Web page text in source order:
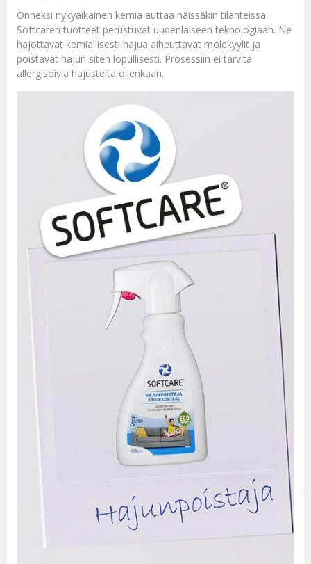
Onneksi nykyaikainen kemia auttaa näissäkin tilanteissa.
Softcaren tuotteet perustuvat uudenlaiseen teknologiaan. Ne
hajottavat kemiallisesti hajua aiheuttavat molekyylit ja
poistavat hajun siten lopullisesti. Prosessiin ei tarvita
allergisoivia hajusteita ollenkaan.